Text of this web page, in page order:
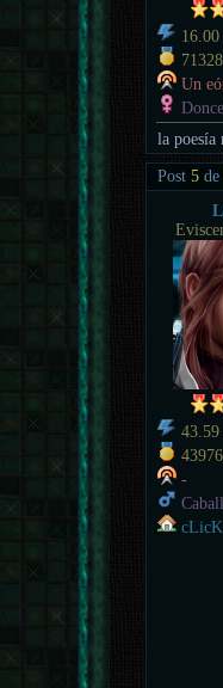
16.00
71328
Un
la poesía
Post5 de
43.59
-
cLicK